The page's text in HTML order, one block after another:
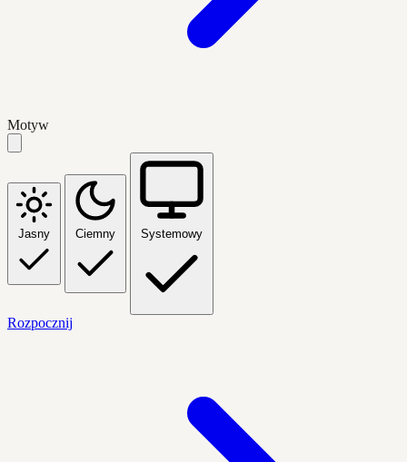
Motyw
Jasny Ciemny Systemowy
Rozpocznij